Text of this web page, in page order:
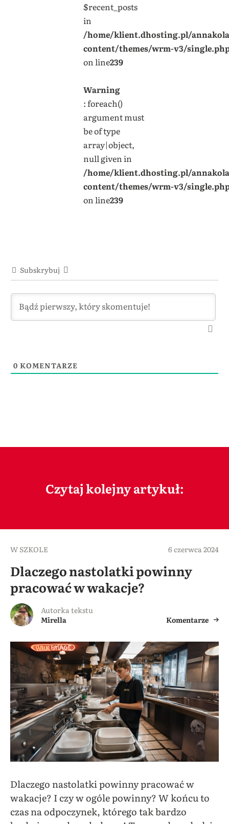
$recent_posts
in
/home/klient.dhosting.pl/
content/themes/wrm-v3/
on line239
Warning
: foreach()
argument must
be of type
array|object,
null given in
/home/klient.dhosting.pl/
content/themes/wrm-v3/
on line239
Subskrybuj
0 KOMENTARZE
Czytaj kolejny artykuł:
W SZKOLE 6 czerwca 2024
Dlaczego nastolatki powinny
pracować w wakacje?
Autorka tekstu
Mirella
Komentarze
Dlaczego nastolatki powinny pracować w
wakacje? I czy w ogóle powinny? W końcu to
czas na odpoczynek, którego tak bardzo